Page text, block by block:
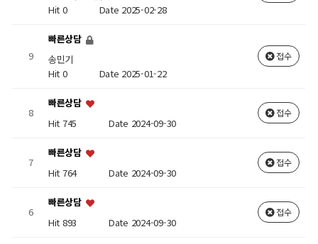
Hit 0 Date 2025-02-28
9
빠른상담
송민기
Hit 0 Date 2025-01-22
접수
8
빠른상담
Hit 745 Date 2024-09-30
접수
7
빠른상담
Hit 764 Date 2024-09-30
접수
6
빠른상담
Hit 893 Date 2024-09-30
접수